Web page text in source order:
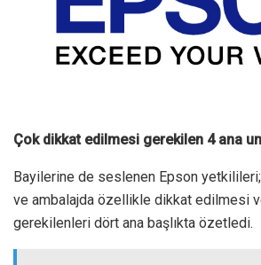
Çok dikkat edilmesi gerekilen 4 ana
Bayilerine de seslenen Epson
ve ambalajda özellikle dikkat edilmesi
gerekilenleri dört ana başlıkta özetledi.